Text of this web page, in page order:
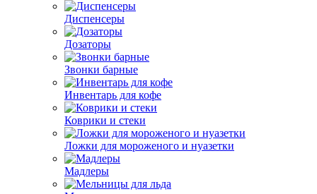
Диспенсеры
Дозаторы
Звонки барные
Инвентарь для кофе
Коврики и стеки
Ложки для мороженого и нуазетки
Мадлеры